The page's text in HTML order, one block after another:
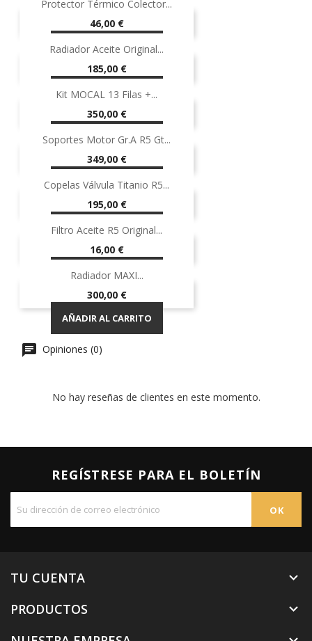
Protector Térmico Colector...
Precio
46,00 €
AÑADIR AL CARRITO
Radiador Aceite Original...
Precio
185,00 €
AÑADIR AL CARRITO
Kit MOCAL 13 Filas +...
Precio
350,00 €
AÑADIR AL CARRITO
Soportes Motor Gr.A R5 Gt...
Precio
349,00 €
AÑADIR AL CARRITO
Copelas Válvula Titanio R5...
Precio
195,00 €
AÑADIR AL CARRITO
Filtro Aceite R5 Original...
Precio
16,00 €
AÑADIR AL CARRITO
Radiador MAXI...
Precio
300,00 €
AÑADIR AL CARRITO
Opiniones (0)
No hay reseñas de clientes en este momento.
REGÍSTRESE PARA EL BOLETÍN
TU CUENTA 
PRODUCTOS 